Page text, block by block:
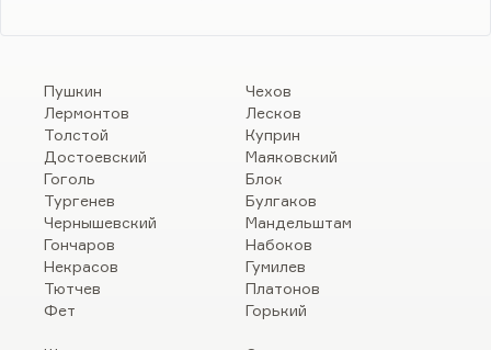
Пушкин
Лермонтов
Толстой
Достоевский
Гоголь
Тургенев
Чернышевский
Гончаров
Некрасов
Тютчев
Фет
Чехов
Лесков
Куприн
Маяковский
Блок
Булгаков
Мандельштам
Набоков
Гумилев
Платонов
Горький